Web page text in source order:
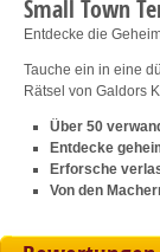
Small Town
Entdecke die
Tauche ein in eine
Rätsel von Galdors
Über 50
Entdecke
Erforsche
Von den